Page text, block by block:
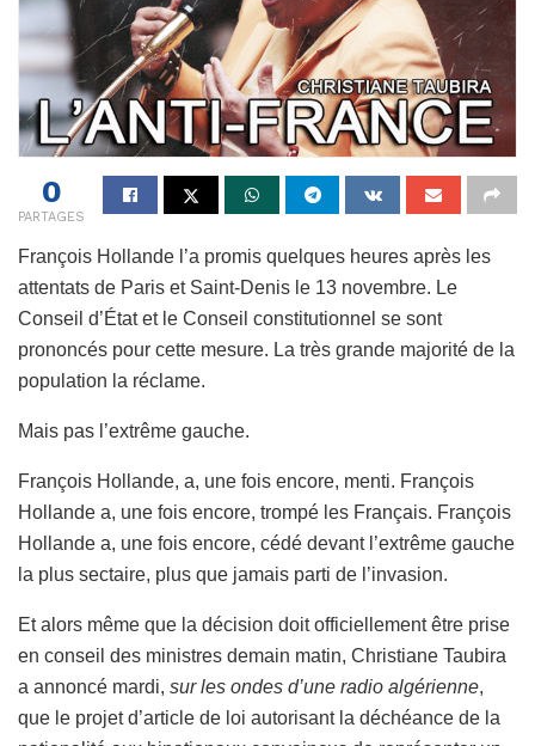
0
PARTAGES
François Hollande l’a promis quelques heures après les
attentats de Paris et Saint-Denis le 13 novembre. Le
Conseil d’État et le Conseil constitutionnel se sont
prononcés pour cette mesure. La très grande majorité de la
population la réclame.
Mais pas l’extrême gauche.
François Hollande, a, une fois encore, menti. François
Hollande a, une fois encore, trompé les Français. François
Hollande a, une fois encore, cédé devant l’extrême gauche
la plus sectaire, plus que jamais parti de l’invasion.
Et alors même que la décision doit officiellement être prise
en conseil des ministres demain matin, Christiane Taubira
a annoncé mardi, sur les ondes d’une radio algérienne,
que le projet d’article de loi autorisant la déchéance de la